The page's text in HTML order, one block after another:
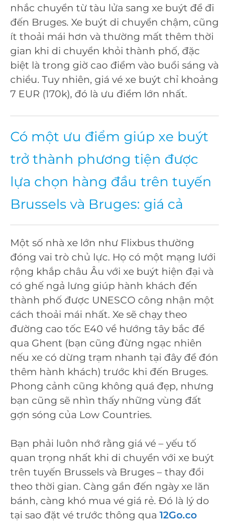
nhắc chuyển từ tàu lửa sang xe buýt để đi
đến Bruges. Xe buýt di chuyển chậm, cũng
ít thoải mái hơn và thường mất thêm thời
gian khi di chuyển khỏi thành phố, đặc
biệt là trong giờ cao điểm vào buổi sáng và
chiều. Tuy nhiên, giá vé xe buýt chỉ khoảng
7 EUR (170k), đó là ưu điểm lớn nhất.
Có một ưu điểm giúp xe buýt
trở thành phương tiện được
lựa chọn hàng đầu trên tuyến
Brussels và Bruges: giá cả
Một số nhà xe lớn như Flixbus thường
đóng vai trò chủ lực. Họ có một mạng lưới
rộng khắp châu Âu với xe buýt hiện đại và
có ghế ngả lưng giúp hành khách đến
thành phố được UNESCO công nhận một
cách thoải mái nhất. Xe sẽ chạy theo
đường cao tốc E40 về hướng tây bắc để
qua Ghent (bạn cũng đừng ngạc nhiên
nếu xe có dừng trạm nhanh tại đây để đón
thêm hành khách) trước khi đến Bruges.
Phong cảnh cũng không quá đẹp, nhưng
bạn cũng sẽ nhìn thấy những vùng đất
gợn sóng của Low Countries.
Bạn phải luôn nhớ rằng giá vé – yếu tố
quan trọng nhất khi di chuyển với xe buýt
trên tuyến Brussels và Bruges – thay đổi
theo thời gian. Càng gần đến ngày xe lăn
bánh, càng khó mua vé giá rẻ. Đó là lý do
tại sao đặt vé trước thông qua 12Go.co